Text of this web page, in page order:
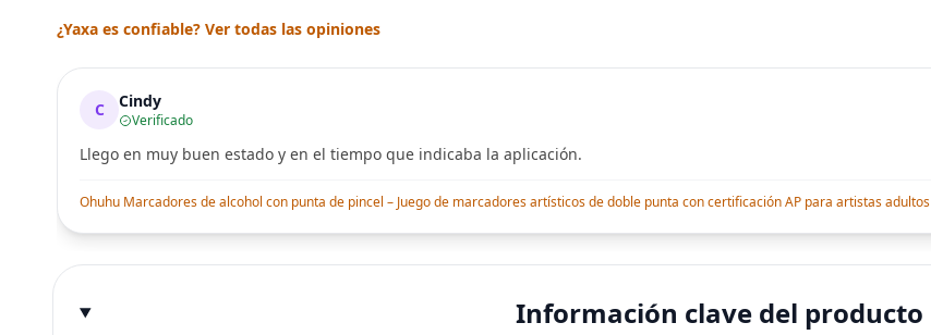
¿Yaxa es confiable? Ver todas las opiniones
C Cindy
Verificado
Llego en muy buen estado y en el tiempo que indicaba la aplicación.
Ohuhu Marcadores de alcohol con punta de pincel – Juego de marcadores artísticos de doble punta con certificación AP para artistas adultos
Información clave del producto